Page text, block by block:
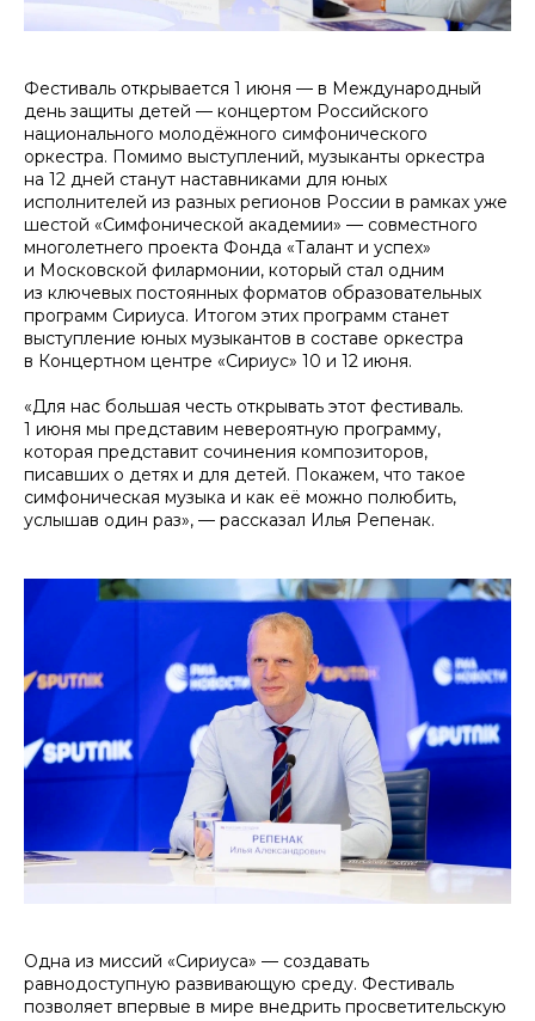
Фестиваль открывается 1 июня — в Международный
день защиты детей — концертом Российского
национального молодёжного симфонического
оркестра. Помимо выступлений, музыканты оркестра
на 12 дней станут наставниками для юных
исполнителей из разных регионов России в рамках уже
шестой «Симфонической академии» — совместного
многолетнего проекта Фонда «Талант и успех»
и Московской филармонии, который стал одним
из ключевых постоянных форматов образовательных
программ Сириуса. Итогом этих программ станет
выступление юных музыкантов в составе оркестра
в Концертном центре «Сириус» 10 и 12 июня.
«Для нас большая честь открывать этот фестиваль.
1 июня мы представим невероятную программу,
которая представит сочинения композиторов,
писавших о детях и для детей. Покажем, что такое
симфоническая музыка и как её можно полюбить,
услышав один раз», — рассказал Илья Репенак.
Одна из миссий «Сириуса» — создавать
равнодоступную развивающую среду. Фестиваль
позволяет впервые в мире внедрить просветительскую